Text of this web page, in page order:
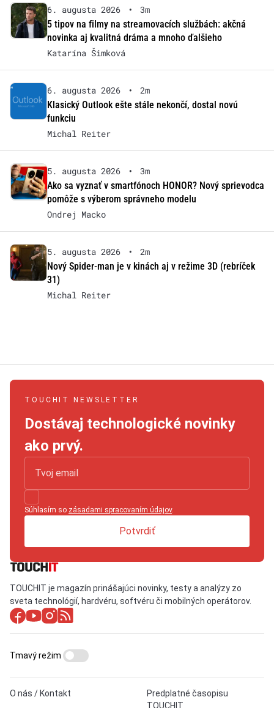
6. augusta 2026 •
3m
5 tipov na filmy na streamovacích službách: akčná
novinka aj kvalitná dráma a mnoho ďalšieho
Katarína Šimková
6. augusta 2026 •
2m
Klasický Outlook ešte stále nekončí, dostal novú
funkciu
Michal Reiter
5. augusta 2026 •
3m
Ako sa vyznať v smartfónoch HONOR? Nový sprievodca
pomôže s výberom správneho modelu
Ondrej Macko
5. augusta 2026 •
2m
Nový Spider-man je v kinách aj v režime 3D (rebríček
31)
Michal Reiter
TOUCHIT NEWSLETTER
Dostávaj technologické novinky
ako prvý.
Súhlasím so zásadami spracovaním údajov.
Potvrdiť
TOUCHIT je magazín prinášajúci novinky, testy a analýzy zo
sveta technológií, hardvéru, softvéru či mobilných operátorov.
O nás / Kontakt
Predplatné časopisu
TOUCHIT
Tmavý režim